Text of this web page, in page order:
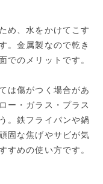
め、水をかけてこす
。金属製なので乾き
でのメリットです。
は傷がつく場合があ
ー・ガラス・プラス
。鉄フライパンや鍋
固な焦げやサビが気
すめの使い方です。